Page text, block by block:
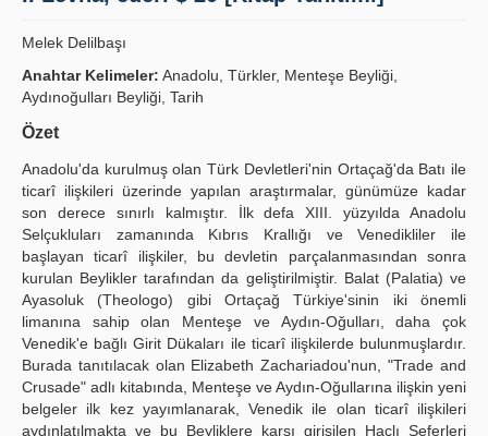
Melek Delilbaşı
Anahtar Kelimeler: Anadolu, Türkler, Menteşe Beyliği,
Aydınoğulları Beyliği, Tarih
Özet
Anadolu'da kurulmuş olan Türk Devletleri'nin Ortaçağ'da Batı ile
ticarî ilişkileri üzerinde yapılan araştırmalar, günümüze kadar
son derece sınırlı kalmıştır. İlk defa XIII. yüzyılda Anadolu
Selçukluları zamanında Kıbrıs Krallığı ve Venedikliler ile
başlayan ticarî ilişkiler, bu devletin parçalanmasından sonra
kurulan Beylikler tarafından da geliştirilmiştir. Balat (Palatia) ve
Ayasoluk (Theologo) gibi Ortaçağ Türkiye'sinin iki önemli
limanına sahip olan Menteşe ve Aydın-Oğulları, daha çok
Venedik'e bağlı Girit Dükaları ile ticarî ilişkilerde bulunmuşlardır.
Burada tanıtılacak olan Elizabeth Zachariadou'nun, "Trade and
Crusade" adlı kitabında, Menteşe ve Aydın-Oğullarına ilişkin yeni
belgeler ilk kez yayımlanarak, Venedik ile olan ticarî ilişkileri
aydınlatılmakta ve bu Beyliklere karşı girişilen Haçlı Seferleri